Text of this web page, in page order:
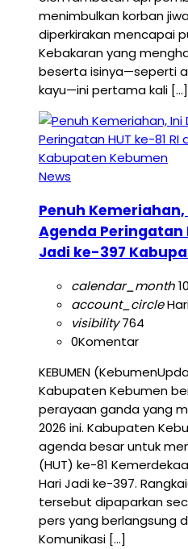
menimbulkan korban
diperkirakan mencapai
Kebakaran yang
beserta isinya—seperti
kayu—ini pertama kali […]
News
Penuh
Agenda Peringatan
Jadi ke-397
calendar_month
account_circle
visibility764
0Komentar
KEBUMEN
Kabupaten Kebumen
perayaan ganda yang
2026 ini. Kabupaten
agenda besar untuk
(HUT) ke-81
Hari Jadi ke-397.
tersebut dipaparkan
pers yang berlangsung
Komunikasi […]